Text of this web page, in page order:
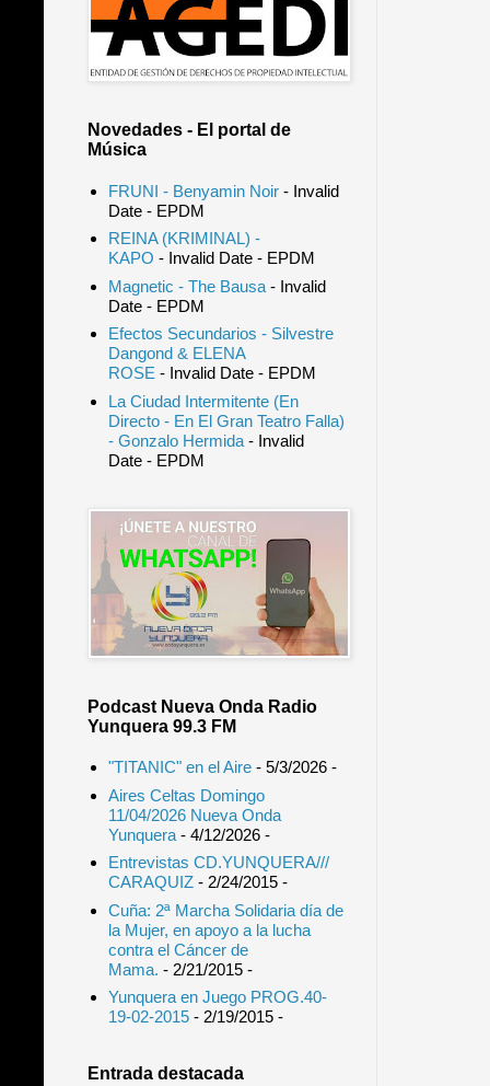
Novedades - El portal de
Música
FRUNI - Benyamin Noir- Invalid
Date- EPDM
REINA (KRIMINAL) -
KAPO - Invalid Date- EPDM
Magnetic - The Bausa- Invalid
Date- EPDM
Efectos Secundarios - Silvestre
Dangond & ELENA
ROSE - Invalid Date- EPDM
La Ciudad Intermitente (En
Directo - En El Gran Teatro Falla)
- Gonzalo Hermida- Invalid
Date- EPDM
Podcast Nueva Onda Radio
Yunquera 99.3 FM
"TITANIC" en el Aire- 5/3/2026-
Aires Celtas Domingo
11/04/2026 Nueva Onda
Yunquera- 4/12/2026-
Entrevistas CD.YUNQUERA///
CARAQUIZ- 2/24/2015-
Cuña: 2ª Marcha Solidaria día de
la Mujer, en apoyo a la lucha
contra el Cáncer de
Mama. - 2/21/2015-
Yunquera en Juego PROG.40-
19-02-2015- 2/19/2015-
Entrada destacada